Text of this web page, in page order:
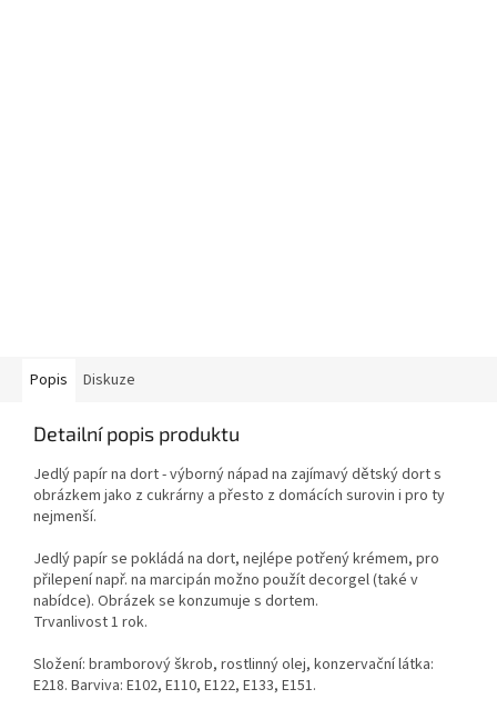
Popis Diskuze
Detailní popis produktu
Jedlý papír na dort - výborný nápad na zajímavý dětský dort s
obrázkem jako z cukrárny a přesto z domácích surovin i pro ty
nejmenší.
Jedlý papír se pokládá na dort, nejlépe potřený krémem, pro
přilepení např. na marcipán možno použít decorgel (také v
nabídce). Obrázek se konzumuje s dortem.
Trvanlivost 1 rok.
Složení: bramborový škrob, rostlinný olej, konzervační látka:
E218. Barviva: E102, E110, E122, E133, E151.